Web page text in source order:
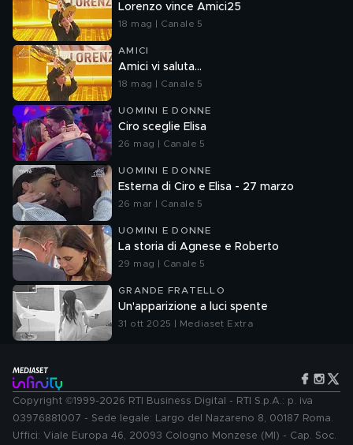
Lorenzo vince Amici25
18 mag | Canale 5
AMICI
Amici vi saluta...
18 mag | Canale 5
UOMINI E DONNE
Ciro sceglie Elisa
26 mag | Canale 5
UOMINI E DONNE
Esterna di Ciro e Elisa - 27 marzo
26 mar | Canale 5
UOMINI E DONNE
La storia di Agnese e Roberto
29 mag | Canale 5
GRANDE FRATELLO
Un'apparizione a luci spente
31 ott 2025 | Mediaset Extra
Copyright ©1999-2026 RTI Business Digital - RTI S.p.A.: p. iva
03976881007 - Sede legale: Largo del Nazareno 8, 00187 Roma.
Uffici: Viale Europa 46, 20093 Cologno Monzese (MI) - Cap. Soc.